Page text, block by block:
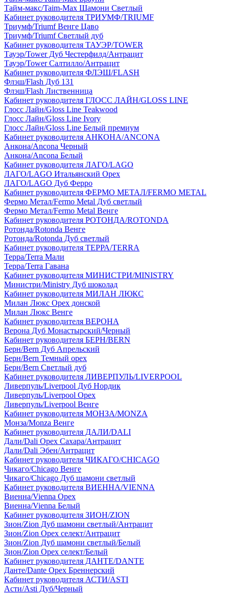
Тайм-макс/Taim-Max Шамони Светлый
Кабинет руководителя ТРИУМФ/TRIUMF
Триумф/Triumf Венге Цаво
Триумф/Triumf Светлый дуб
Кабинет руководителя ТАУЭР/TOWER
Тауэр/Tower Дуб Честерфилд/Антрацит
Тауэр/Tower Салтилло/Антрацит
Кабинет руководителя ФЛЭШ/FLASH
Флэш/Flash Дуб 131
Флэш/Flash Лиственница
Кабинет руководителя ГЛОСС ЛАЙН/GLOSS LINE
Глосс Лайн/Gloss Line Teakwood
Глосс Лайн/Gloss Line Ivory
Глосс Лайн/Gloss Line Белый премиум
Кабинет руководителя АНКОНА/ANCONA
Анкона/Ancona Черный
Анкона/Ancona Белый
Кабинет руководителя ЛАГО/LAGO
ЛАГО/LAGO Итальянский Орех
ЛАГО/LAGO Дуб Ферро
Кабинет руководителя ФЕРМО МЕТАЛ/FERMO METAL
Фермо Метал/Fermo Metal Дуб светлый
Фермо Метал/Fermo Metal Венге
Кабинет руководителя РОТОНДА/ROTONDA
Ротонда/Rotonda Венге
Ротонда/Rotonda Дуб светлый
Кабинет руководителя ТЕРРА/TERRA
Терра/Terra Мали
Терра/Terra Гавана
Кабинет руководителя МИНИСТРИ/MINISTRY
Министри/Ministry Дуб шоколад
Кабинет руководителя МИЛАН ЛЮКС
Милан Люкс Орех донской
Милан Люкс Венге
Кабинет руководителя ВЕРОНА
Верона Дуб Монастырский/Черный
Кабинет руководителя БЕРН/BERN
Берн/Bern Дуб Апрельский
Берн/Bern Темный орех
Берн/Bern Светлый дуб
Кабинет руководителя ЛИВЕРПУЛЬ/LIVERPOOL
Ливерпуль/Liverpool Дуб Нордик
Ливерпуль/Liverpool Орех
Ливерпуль/Liverpool Венге
Кабинет руководителя МОНЗА/MONZA
Монза/Monza Венге
Кабинет руководителя ДАЛИ/DALI
Дали/Dali Орех Cахара/Антрацит
Дали/Dali Эбен/Антрацит
Кабинет руководителя ЧИКАГО/CHICAGO
Чикаго/Chicago Венге
Чикаго/Chicago Дуб шамони светлый
Кабинет руководителя ВИЕННА/VIENNA
Виенна/Vienna Орех
Виенна/Vienna Белый
Кабинет руководителя ЗИОН/ZION
Зион/Zion Дуб шамони светлый/Антрацит
Зион/Zion Орех селект/Антрацит
Зион/Zion Дуб шамони светлый/Белый
Зион/Zion Орех селект/Белый
Кабинет руководителя ДАНТЕ/DANTE
Данте/Dante Орех Бреннерский
Кабинет руководителя АСТИ/ASTI
Асти/Asti Дуб/Черный